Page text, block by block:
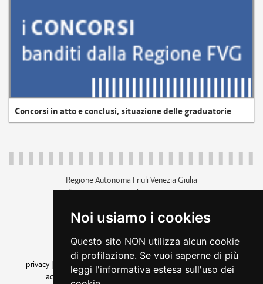
Noi usiamo i cookies
Questo sito NON utilizza alcun cookie
di profilazione. Se vuoi saperne di più
leggi l'informativa estesa sull'uso dei
Concorsi in atto e conclusi, situazione delle graduatorie
Regione Autonoma Friuli Venezia Giulia
c.f. 80014930327; p.iva 00526040324
+39 040 3771111
amministrazione trasparente
privacy
cookie |note legali accessibilità
dichiarazione di
accessibilità| feedback cambio preferenze cookie